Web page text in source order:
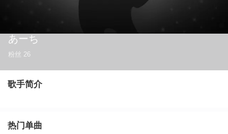
あーち
粉丝 26
歌手简介
热门单曲